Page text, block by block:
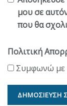
μου σε
που θα
Πολιτική
Συμφωνώ με